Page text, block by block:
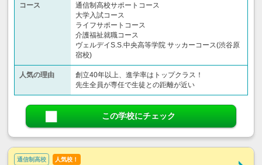
コース
通信制高校サポートコース
大学入試コース
ライフサポートコース
介護福祉就職コース
ヴェルデイS.S.中央高等学院 サッカーコース(渋谷原
宿校)
人気の理由
創立40年以上、進学率はトップクラス！
先生全員が専任で生徒との距離が近い
この学校にチェック
通信制高校 人気校！